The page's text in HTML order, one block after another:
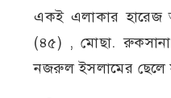
একই এলাকার হারেজ
(৪৫) , মোছা.
নজরুল ইসলামের ছেলে